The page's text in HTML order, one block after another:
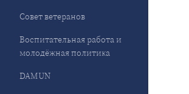
Совет ветеранов
Воспитательная работа и
молодёжная политика
DAMUN